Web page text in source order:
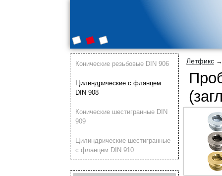
Конические резьбовые DIN 906
Цилиндрические с фланцем
DIN 908
Конические шестигранные DIN
909
Цилиндрические шестигранные
с фланцем DIN 910
Летфикс